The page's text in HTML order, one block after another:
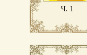
Ч. 1